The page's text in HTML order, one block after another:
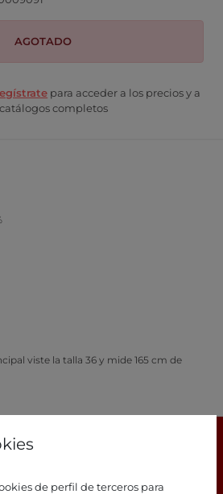
de perfil de terceros para
AGOTADO
para acceder a los precios y a
completos
viste la talla 36 y mide 165 cm de